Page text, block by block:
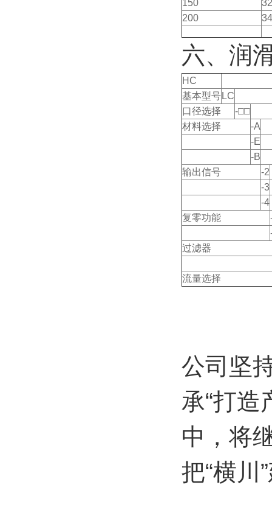
150
200
六、润
HC
基本型号 LC
口径选择
-□□
材料选择
-A
-E
-B
输出信号
-2
-3
-4
复零功能
过滤器
流量选择
公司坚
承“打造
中，将
把“横川